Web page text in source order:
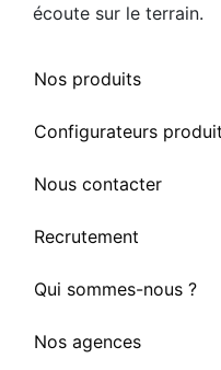
écoute sur le terrain.
Nos produits
Configurateurs
Nous contacter
Recrutement
Qui sommes-nous ?
Nos agences